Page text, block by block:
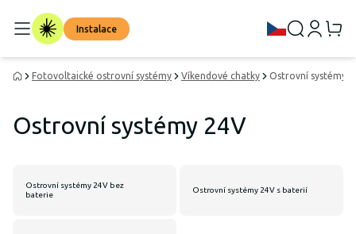
Instalace
Fotovoltaické ostrovní systémy Víkendové chatky Ostrovní systémy
Ostrovní systémy 24V
Ostrovní systémy 24V bez
baterie
Ostrovní systémy 24V s baterií